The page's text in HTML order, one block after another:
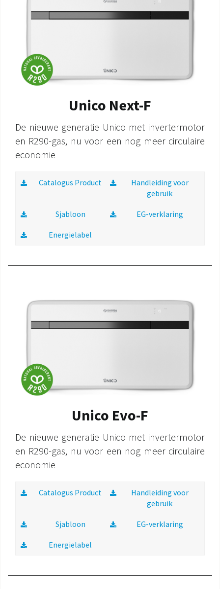
DOCUMENTATIE PRODUCTEN
Unico Next-F
De nieuwe generatie Unico met invertermotor
en R290-gas, nu voor een nog meer circulaire
economie
Catalogus Product
Handleiding voor
gebruik
Sjabloon EG-verklaring
Energielabel
Unico Evo-F
De nieuwe generatie Unico met invertermotor
en R290-gas, nu voor een nog meer circulaire
economie
Catalogus Product
Handleiding voor
gebruik
Sjabloon EG-verklaring
Energielabel